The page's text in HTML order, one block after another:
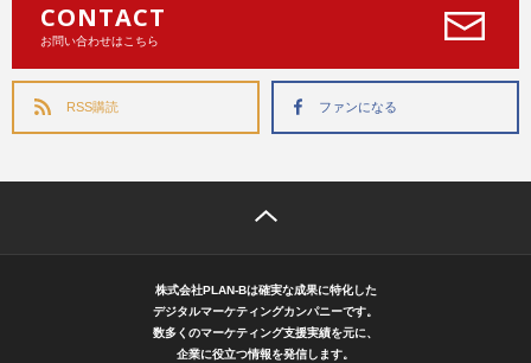
CONTACT
お問い合わせはこちら
RSS購読 ファンになる
株式会社PLAN-Bは確実な成果に特化した
デジタルマーケティングカンパニーです。
数多くのマーケティング支援実績を元に、
企業に役立つ情報を発信します。